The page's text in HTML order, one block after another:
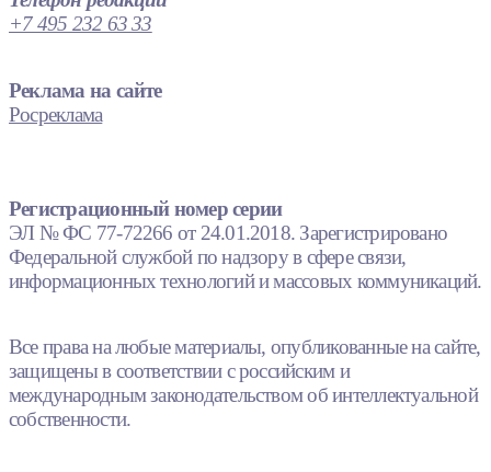
+7 495 232 63 33
Реклама на сайте
Росреклама
Регистрационный номер серии
ЭЛ № ФС 77-72266 от 24.01.2018. Зарегистрировано
Федеральной службой по надзору в сфере связи,
информационных технологий и массовых коммуникаций.
Все права на любые материалы, опубликованные на сайте,
защищены в соответствии с российским и
международным законодательством об интеллектуальной
собственности.